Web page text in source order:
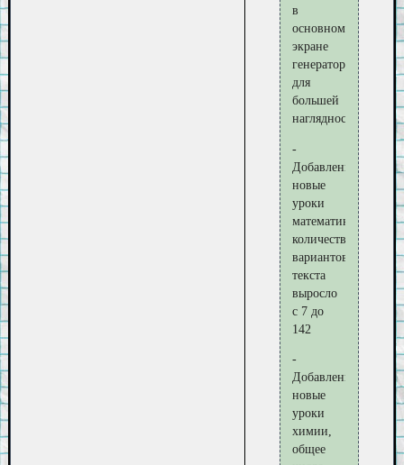
в
основном
экране
генератора
для
большей
наглядности
-
Добавлены
новые
уроки
математики,
количество
вариантов
текста
выросло
с 7 до
142
-
Добавлены
новые
уроки
химии,
общее